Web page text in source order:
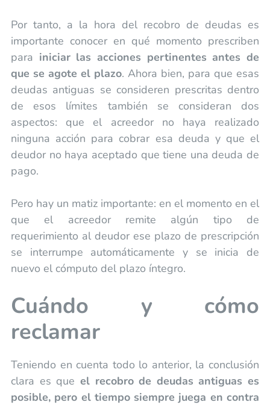
Por tanto, a la hora del recobro de deudas es
importante conocer en qué momento prescriben
para iniciar las acciones pertinentes antes de
que se agote el plazo. Ahora bien, para que esas
deudas antiguas se consideren prescritas dentro
de esos límites también se consideran dos
aspectos: que el acreedor no haya realizado
ninguna acción para cobrar esa deuda y que el
deudor no haya aceptado que tiene una deuda de
pago.
Pero hay un matiz importante: en el momento en el
que el acreedor remite algún tipo de
requerimiento al deudor ese plazo de prescripción
se interrumpe automáticamente y se inicia de
nuevo el cómputo del plazo íntegro.
Cuándo y cómo
reclamar
Teniendo en cuenta todo lo anterior, la conclusión
clara es que el recobro de deudas antiguas es
posible, pero el tiempo siempre juega en contra